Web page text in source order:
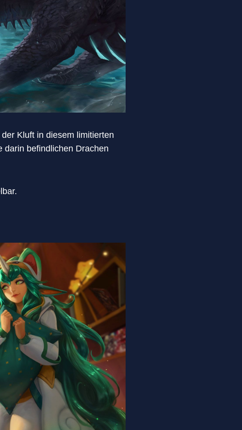
Kluft in diesem limitierten
darin befindlichen Drachen